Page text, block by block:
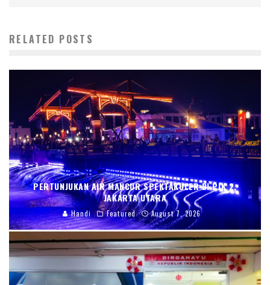
RELATED POSTS
PERTUNJUKAN AIR MANCUR SPEKTAKULER DI PIK 2,
JAKARTA UTARA
Handi Featured August 7, 2026